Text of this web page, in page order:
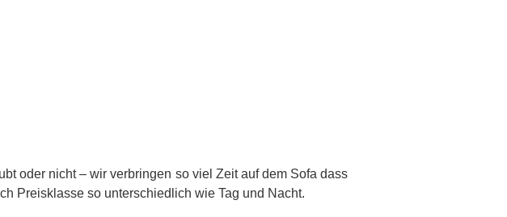
oder nicht – wir verbringen so viel Zeit auf dem Sofa dass
Preisklasse so unterschiedlich wie Tag und Nacht.